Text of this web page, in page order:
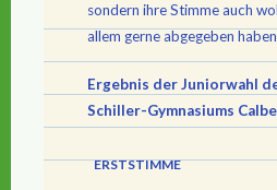
sondern ihre Stimme auch
allem gerne abgegeben
Ergebnis der Juniorwahl
Schiller-Gymnasiums Calbe
ERSTSTIMME